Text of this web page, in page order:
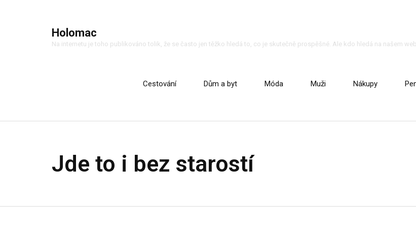
Holomac
Na internetu je toho publikováno tolik, že se často jen těžko hledá to, co je skutečně prospěšné. Ale kdo hledá na našem
Cestování Dům a byt Móda Muži Nákupy
Jde to i bez starostí